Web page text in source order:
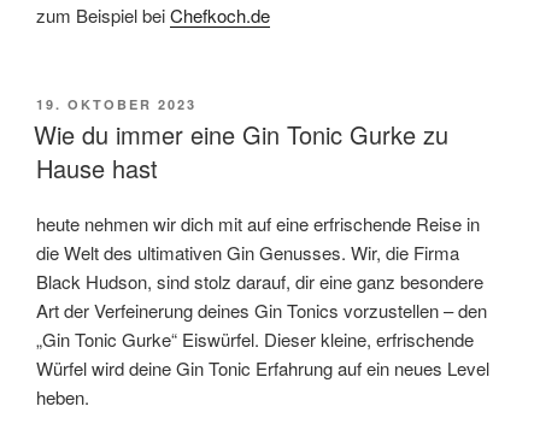
zum Beispiel beiChefkoch.de
VERÖFFENTLICHT
AM
19. OKTOBER 2023
Wie du immer eine Gin Tonic Gurke zu
Hause hast
heute nehmen wir dich mit auf eine erfrischende Reise in
die Welt des ultimativen Gin Genusses. Wir, die Firma
Black Hudson, sind stolz darauf, dir eine ganz besondere
Art der Verfeinerung deines Gin Tonics vorzustellen – den
„Gin Tonic Gurke“ Eiswürfel. Dieser kleine, erfrischende
Würfel wird deine Gin Tonic Erfahrung auf ein neues Level
heben.